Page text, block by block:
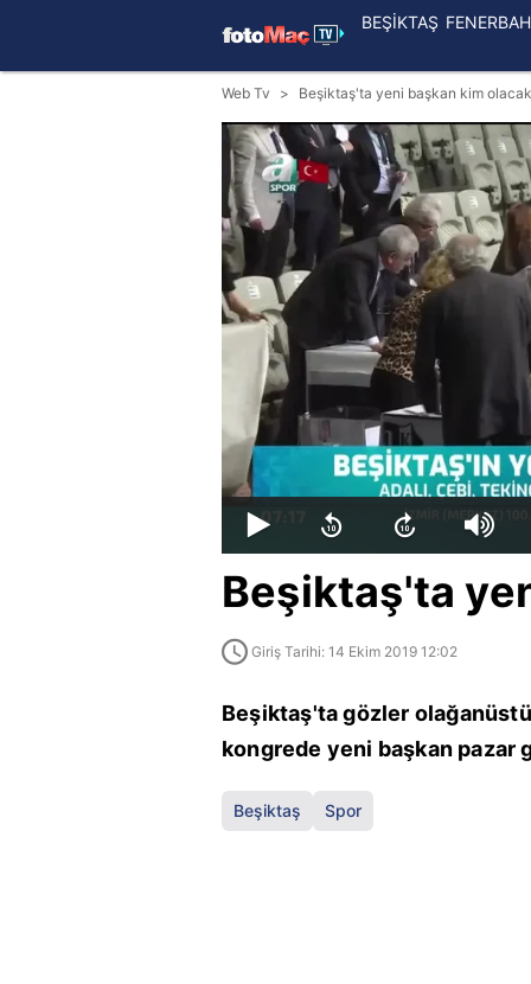
BEŞİKTAŞ
Web Tv Beşiktaş'ta yeni başkan kim
Beşiktaş'ta
Giriş Tarihi: 14 Ekim 2019 12:02
Beşiktaş'ta gözler
kongrede yeni başkan pazar
Beşiktaş Spor